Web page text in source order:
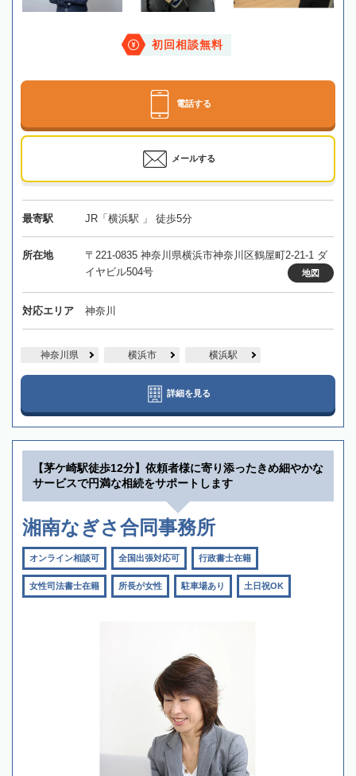
初回相談無料
電話する
メールする
最寄駅 JR「横浜駅 」 徒歩5分
所在地
〒221-0835 神奈川県横浜市神奈川区鶴屋町2-21-1 ダ
イヤビル504号
地図
対応エリア 神奈川
神奈川県 横浜市 横浜駅
詳細を見る
【茅ケ崎駅徒歩12分】依頼者様に寄り添ったきめ細やかな
サービスで円満な相続をサポートします
湘南なぎさ合同事務所
オンライン相談可 全国出張対応可 行政書士在籍
女性司法書士在籍 所長が女性 駐車場あり 土日祝OK